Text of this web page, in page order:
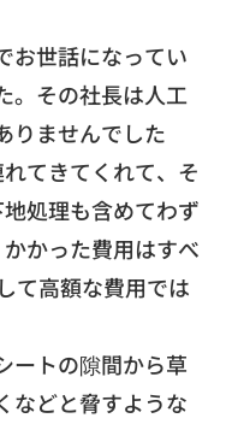
お世話になってい
。 その社長は人工
りませんでした
てきてくれて、 そ
地処理も含めてわず
かかった費用はすべ
て高額な費用では
ートの隙間から草
などと脅すような